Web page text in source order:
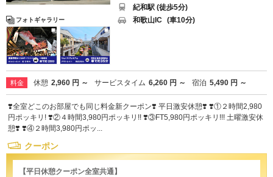
フォトギャラリー
紀和駅 (徒歩5分)
和歌山IC (車10分)
料金 休憩 2,960 円 ～ サービスタイム 6,260 円 ～ 宿泊 5,490 円 ～
❣️全室どこのお部屋でも同じ料金新クーポン❣️ 平日激安休憩❣️ ❣️①２時間2,980
円ポッキリ! ❣️②４時間3,980円ポッキリ!! ❣️③FT5,980円ポッキリ!!! 土曜激安休
憩❣️ ❣️④２時間3,980円ポッ...
クーポン
【平日休憩クーポン全室共通】